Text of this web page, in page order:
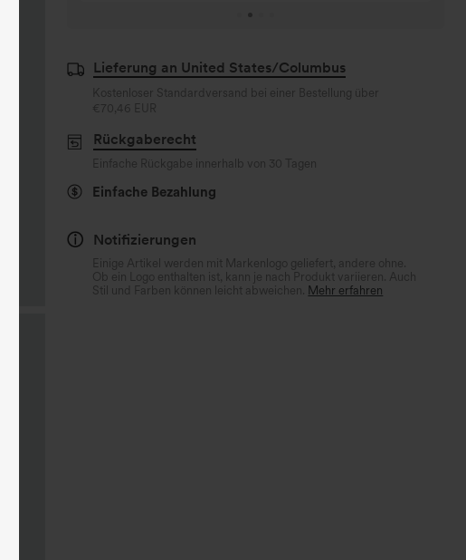
Lieferung an United States/Columbus
Kostenloser Standardversand bei einer Bestellung über
€70,46 EUR
Rückgaberecht
Einfache Rückgabe innerhalb von 30 Tagen
Einfache Bezahlung
Notifizierungen
Einige Artikel werden mit Markenlogo geliefert, andere ohne.
Ob ein Logo enthalten ist, kann je nach Produkt variieren. Auch
Stil und Farben können leicht abweichen. Mehr erfahren